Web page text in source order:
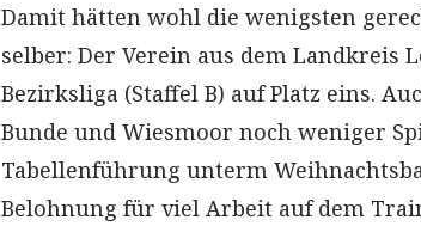
Damit hätten wohl die wenigsten
selber: Der Verein aus dem
Bezirksliga (Staffel B) auf Platz eins.
Bunde und Wiesmoor noch weniger
Tabellenführung unterm
Belohnung für viel Arbeit auf dem